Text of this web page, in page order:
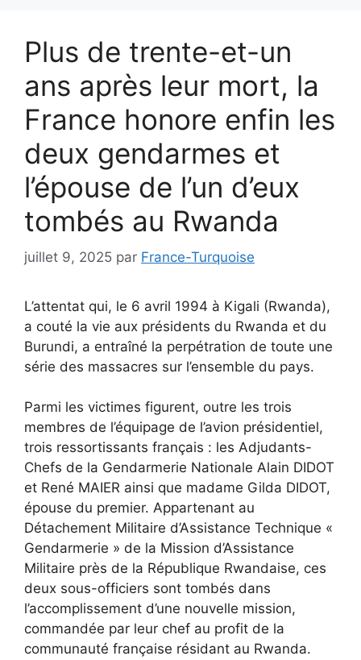
Plus de trente-et-un
ans après leur mort, la
France honore enfin les
deux gendarmes et
l’épouse de l’un d’eux
tombés au Rwanda
juillet 9, 2025 par France-Turquoise
L’attentat qui, le 6 avril 1994 à Kigali (Rwanda),
a couté la vie aux présidents du Rwanda et du
Burundi, a entraîné la perpétration de toute une
série des massacres sur l’ensemble du pays.
Parmi les victimes figurent, outre les trois
membres de l’équipage de l’avion présidentiel,
trois ressortissants français : les Adjudants-
Chefs de la Gendarmerie Nationale Alain DIDOT
et René MAIER ainsi que madame Gilda DIDOT,
épouse du premier. Appartenant au
Détachement Militaire d’Assistance Technique «
Gendarmerie » de la Mission d’Assistance
Militaire près de la République Rwandaise, ces
deux sous-officiers sont tombés dans
l’accomplissement d’une nouvelle mission,
commandée par leur chef au profit de la
communauté française résidant au Rwanda.